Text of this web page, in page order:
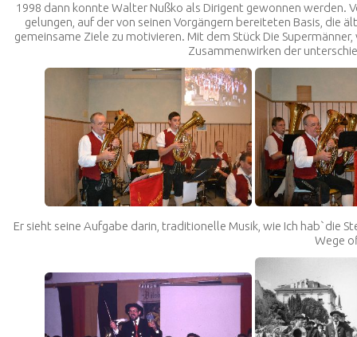
1998 dann konnte Walter Nußko als Dirigent gewonnen werden.
gelungen, auf der von seinen Vorgängern bereiteten Basis, die
gemeinsame Ziele zu motivieren. Mit dem Stück Die Supermänner,
Zusammenwirken der
Er sieht seine Aufgabe darin, traditionelle Musik, wie Ich hab`die
Wege